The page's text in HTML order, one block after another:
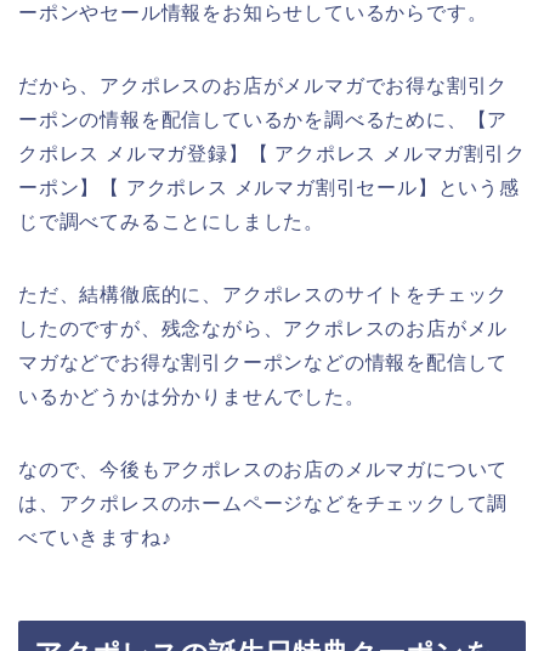
ーポンやセール情報をお知らせしているからです。
だから、アクポレスのお店がメルマガでお得な割引ク
ーポンの情報を配信しているかを調べるために、【ア
クポレス メルマガ登録】【 アクポレス メルマガ割引ク
ーポン】【 アクポレス メルマガ割引セール】という感
じで調べてみることにしました。
ただ、結構徹底的に、アクポレスのサイトをチェック
したのですが、残念ながら、アクポレスのお店がメル
マガなどでお得な割引クーポンなどの情報を配信して
いるかどうかは分かりませんでした。
なので、今後もアクポレスのお店のメルマガについて
は、アクポレスのホームページなどをチェックして調
べていきますね♪